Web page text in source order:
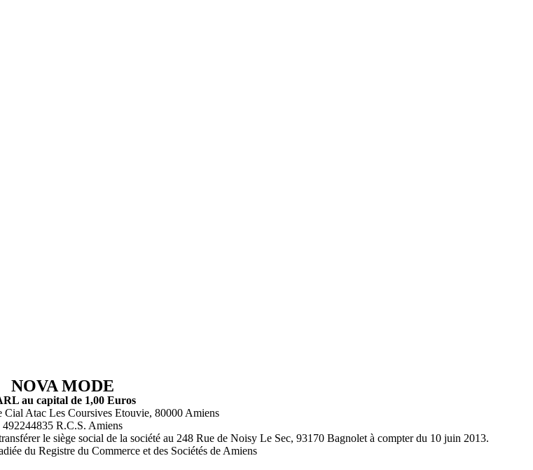
NOVA MODE
au capital de 1,00 Euros
Cial Atac Les Coursives Etouvie, 80000 Amiens
492244835 R.C.S. Amiens
le siège social de la société au 248 Rue de Noisy Le Sec, 93170 Bagnolet à compter du 10 juin 2013.
du Registre du Commerce et des Sociétés de Amiens